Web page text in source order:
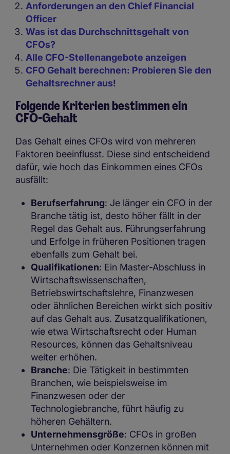
Anforderungen an den Chief Financial
Officer
Was ist das Durchschnittsgehalt von
CFOs?
Alle CFO-Stellenangebote anzeigen
CFO Gehalt berechnen: Probieren Sie den
Gehaltsrechner aus!
Folgende Kriterien bestimmen ein
CFO-Gehalt
Das Gehalt eines CFOs wird von mehreren
Faktoren beeinflusst. Diese sind entscheidend
dafür, wie hoch das Einkommen eines CFOs
ausfällt:
Berufserfahrung: Je länger ein CFO in der
Branche tätig ist, desto höher fällt in der
Regel das Gehalt aus. Führungserfahrung
und Erfolge in früheren Positionen tragen
ebenfalls zum Gehalt bei.
Qualifikationen: Ein Master-Abschluss in
Wirtschaftswissenschaften,
Betriebswirtschaftslehre, Finanzwesen
oder ähnlichen Bereichen wirkt sich positiv
auf das Gehalt aus. Zusatzqualifikationen,
wie etwa Wirtschaftsrecht oder Human
Resources, können das Gehaltsniveau
weiter erhöhen.
Branche: Die Tätigkeit in bestimmten
Branchen, wie beispielsweise im
Finanzwesen oder der
Technologiebranche, führt häufig zu
höheren Gehältern.
Unternehmensgröße: CFOs in großen
Unternehmen oder Konzernen können mit